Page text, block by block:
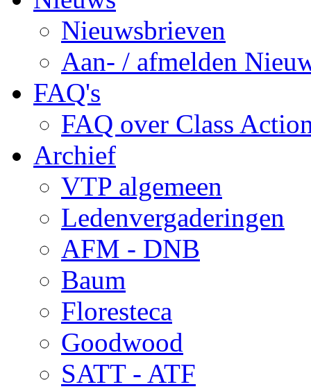
Nieuwsbrieven
Aan- / afmelden
FAQ's
FAQ over Class
Archief
VTP algemeen
Ledenvergaderingen
AFM - DNB
Baum
Floresteca
Goodwood
SATT - ATF